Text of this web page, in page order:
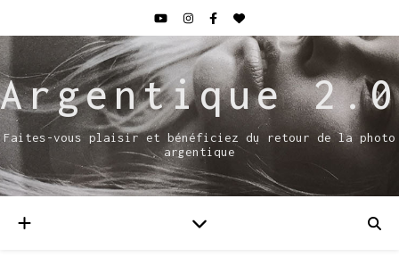
Argentique 2.0
Faites-vous plaisir et bénéficiez du retour de la photo
argentique